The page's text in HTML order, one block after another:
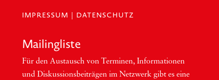
IMPRESSUM | DATENSCHUTZ
Mai­ling­lis­te
Für den Aus­tausch von Ter­mi­nen, Infor­ma­tio­nen
und Dis­kus­si­ons­bei­trä­gen im Netzwerk gibt es eine